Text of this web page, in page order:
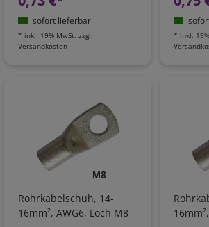
sofort lieferbar
* inkl. 19% MwSt. zzgl.
Versandkosten
* inkl.
Rohrkabelschuh, 14-
16mm², AWG6, Loch M8